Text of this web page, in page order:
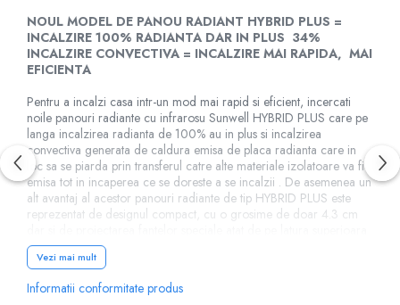
NOUL MODEL DE PANOU RADIANT HYBRID PLUS =
INCALZIRE 100% RADIANTA DAR IN PLUS 34%
INCALZIRE CONVECTIVA = INCALZIRE MAI RAPIDA, MAI
EFICIENTA
Pentru a incalzi casa intr-un mod mai rapid si eficient, incercati
noile panouri radiante cu infrarosu Sunwell HYBRID PLUS care pe
langa incalzirea radianta de 100% au in plus si incalzirea
convectiva generata de caldura emisa de placa radianta care in
loc sa se piarda prin transferul catre alte materiale izolatoare va fi
emisa tot in incaperea ce se doreste a se incalzii . De asemenea un
alt avantaj al acestor panouri radiante de tip HYBRID PLUS este
reprezentat de designul compact, cu o grosime de doar 4.3 cm
a panoului cat din interior, care ajuta la propagarea mai rapida a
caldurii in incapere. Datorita tehnologiei de incalzire in infrarosu
combinata cu incalzirea convectiva panoul HYBRID PLUS 1400
poate incalzi o suprafata de pana la 26 mp intr-un mod mai rapid
Vezi mai mult
Informatii conformitate produs